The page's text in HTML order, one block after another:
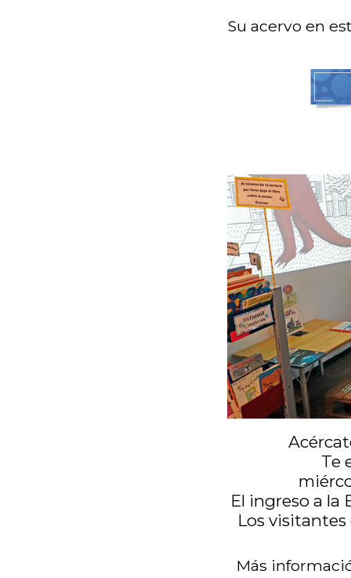
Su acervo en
Te
El ingreso a la
Los
Más